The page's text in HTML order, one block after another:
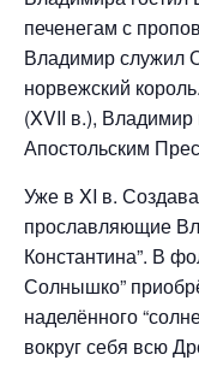
печенегам с
Владимир служил
норвежский
(XVII в.), Владимир
Апостольским
Уже в XI в.
прославляющие
Константина”. В
Солнышко”
наделённого
вокруг себя всю